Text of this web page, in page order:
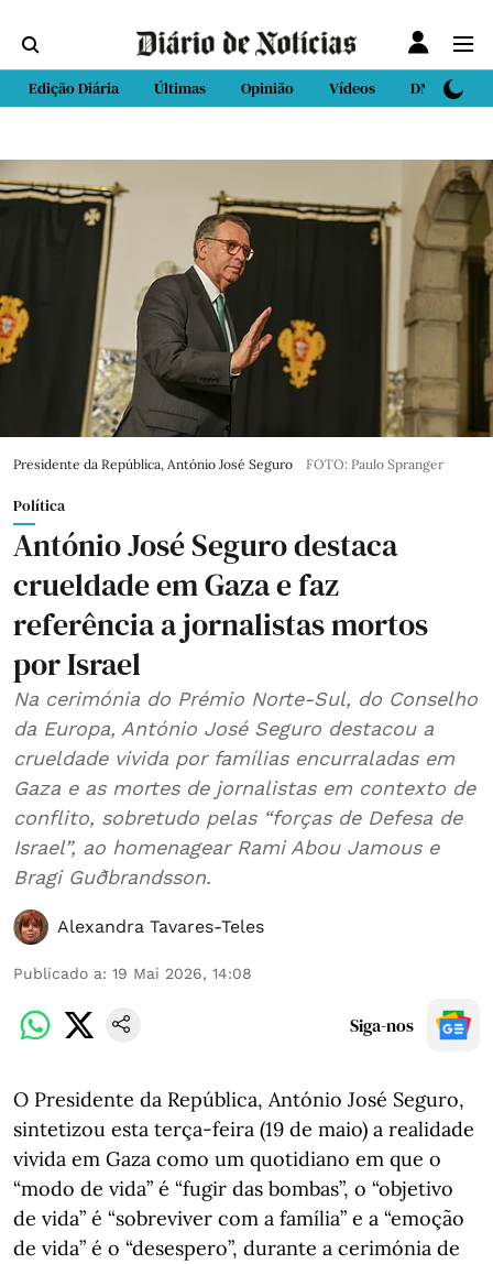
Edição Diária Últimas Opinião Vídeos DN Sport
Presidente da República, António José Seguro FOTO: Paulo Spranger
Política
António José Seguro destaca
crueldade em Gaza e faz
referência a jornalistas mortos
por Israel
Na cerimónia do Prémio Norte-Sul, do Conselho
da Europa, António José Seguro destacou a
crueldade vivida por famílias encurraladas em
Gaza e as mortes de jornalistas em contexto de
conflito, sobretudo pelas “forças de Defesa de
Israel”, ao homenagear Rami Abou Jamous e
Bragi Guðbrandsson.
Alexandra Tavares-Teles
Publicado a: 19 Mai 2026, 14:08
Siga-nos
O Presidente da República, António José Seguro,
sintetizou esta terça-feira (19 de maio) a realidade
vivida em Gaza como um quotidiano em que o
“modo de vida” é “fugir das bombas”, o “objetivo
de vida” é “sobreviver com a família” e a “emoção
de vida” é o “desespero”, durante a cerimónia de